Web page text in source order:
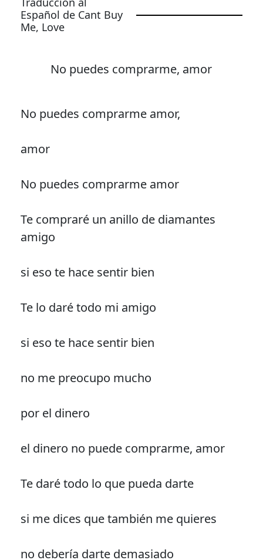
Español de Cant Buy
Me, Love
No puedes comprarme, amor
No puedes comprarme amor,
amor
No puedes comprarme amor
Te compraré un anillo de diamantes
amigo
si eso te hace sentir bien
Te lo daré todo mi amigo
si eso te hace sentir bien
no me preocupo mucho
por el dinero
el dinero no puede comprarme, amor
Te daré todo lo que pueda darte
si me dices que también me quieres
no debería darte demasiado